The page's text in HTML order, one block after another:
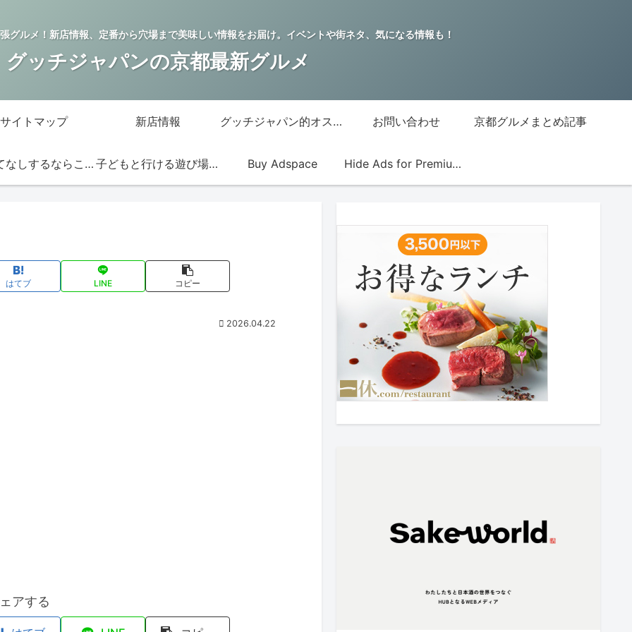
グルメ！新店情報、定番から穴場まで美味しい情報をお届け。イベントや街ネタ、気になる情報も！
グッチジャパンの京都最新グルメ
サイトマップ 新店情報 グッチジャパン的オススメ店 お問い合わせ 京都グルメまとめ記事
おもてなしするならこの店 子どもと行ける遊び場・お店 Buy Adspace Hide Ads for Premium Members
はてブ LINE コピー
2026.04.22
アする